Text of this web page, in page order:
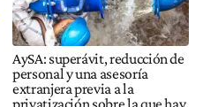
AySA: superávit, reducción de
personal y una asesoría
extranjera previa a la